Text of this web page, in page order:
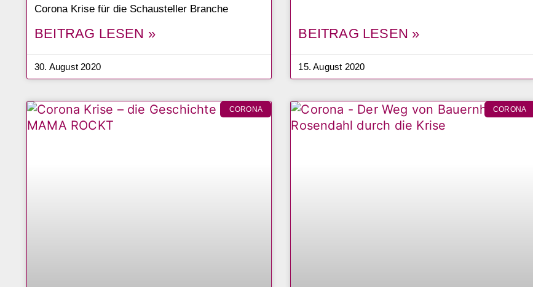
Corona Krise für die Schausteller Branche
BEITRAG LESEN »
30. August 2020
BEITRAG LESEN »
15. August 2020
CORONA CORONA